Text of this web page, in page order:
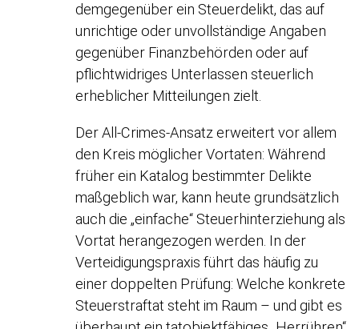
demgegenüber ein Steuerdelikt, das auf
unrichtige oder unvollständige Angaben
gegenüber Finanzbehörden oder auf
pflichtwidriges Unterlassen steuerlich
erheblicher Mitteilungen zielt.
Der All-Crimes-Ansatz erweitert vor allem
den Kreis möglicher Vortaten: Während
früher ein Katalog bestimmter Delikte
maßgeblich war, kann heute grundsätzlich
auch die „einfache“ Steuerhinterziehung als
Vortat herangezogen werden. In der
Verteidigungspraxis führt das häufig zu
einer doppelten Prüfung: Welche konkrete
Steuerstraftat steht im Raum – und gibt es